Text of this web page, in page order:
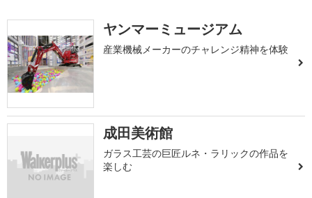
ヤンマーミュージアム
産業機械メーカーのチャレンジ精神を体験
成田美術館
ガラス工芸の巨匠ルネ・ラリックの作品を
楽しむ